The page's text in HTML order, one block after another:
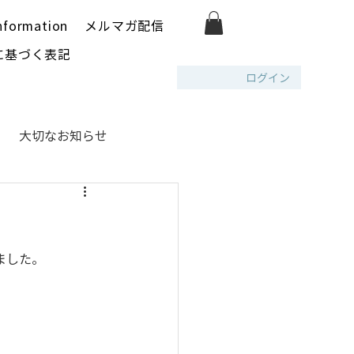
メルマガ配信
づく表記
ログイン
大切なお知らせ
た。